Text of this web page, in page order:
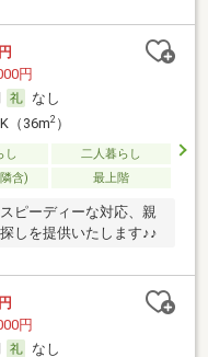
円
なし
（36m2）
し
二人暮らし
含) 最上階
ピーディーな対応、親
しを提供いたします♪♪
円
なし